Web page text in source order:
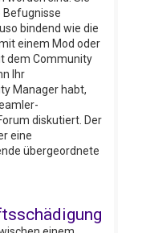
Befugnisse
bindend wie die
einem Mod oder
dem Community
Ihr
Manager habt,
diskutiert. Der
eine
übergeordnete